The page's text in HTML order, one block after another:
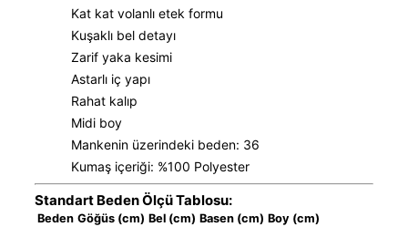
Kat kat volanlı etek formu
Kuşaklı bel detayı
Zarif yaka kesimi
Astarlı iç yapı
Rahat kalıp
Midi boy
Mankenin üzerindeki beden: 36
Kumaş içeriği: %100 Polyester
Standart Beden Ölçü Tablosu:
Beden Göğüs (cm) Bel (cm) Basen (cm) Boy (cm)